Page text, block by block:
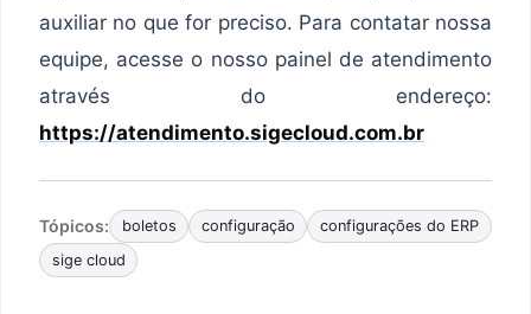
auxiliar no que for preciso. Para contatar nossa
equipe, acesse o nosso painel de atendimento
através do endereço:
https://atendimento.sigecloud.com.br
Tópicos: boletos configuração
configurações do ERP
sige cloud